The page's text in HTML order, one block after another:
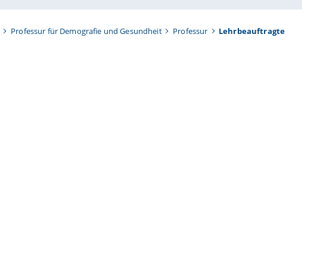
Professur für Demografie und Gesundheit Professur Lehrbeauftragte